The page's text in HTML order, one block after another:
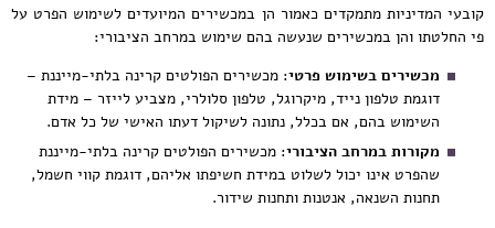
קובעי המדיניות מתמקדים כאמור הן במכשירים המיועדים לשימוש הפרט על
פי החלטתו והן במכשירים שנעשה בהם שימוש במרחב הציבורי:
מכשירים בשימוש פרטי: מכשירים הפולטים קרינה בלתי-מייננת –
דוגמת טלפון נייד, מיקרוגל, טלפון סלולרי, מצביע לייזר – מידת
השימוש בהם, אם בכלל, נתונה לשיקול דעתו האישי של כל אדם.
מקורות במרחב הציבורי: מכשירים הפולטים קרינה בלתי-מייננת
שהפרט אינו יכול לשלוט במידת חשיפתו אליהם, דוגמת קווי חשמל,
תחנות השנאה, אנטנות ותחנות שידור.